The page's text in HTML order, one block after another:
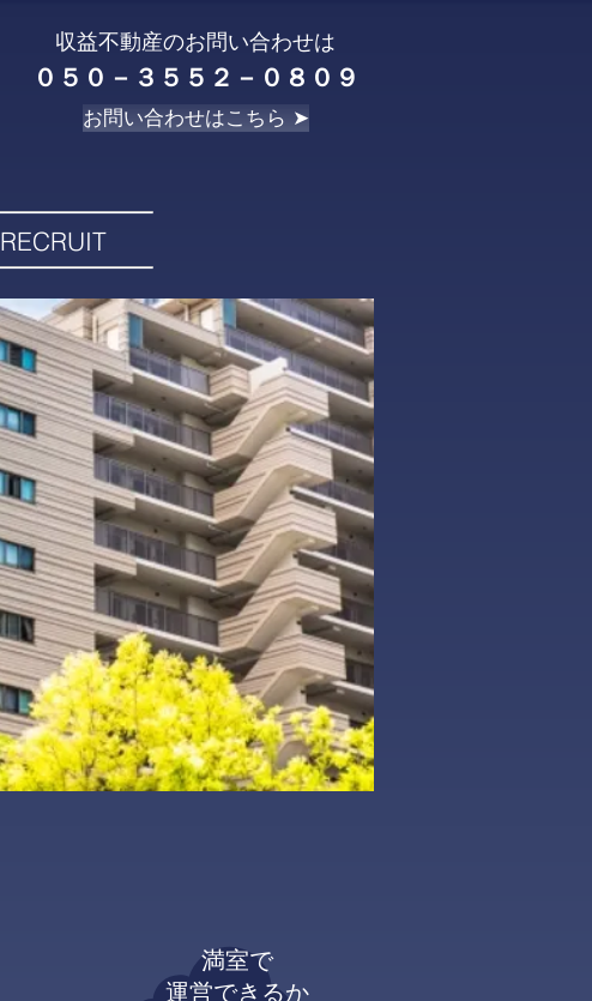
収益不動産のお問い合わせは
０５０－３５５２－０８０９
お問い合わせはこちら ➤
RECRUIT
満室で
運営できるか